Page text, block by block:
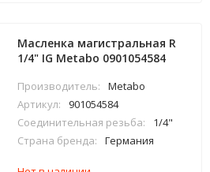
Масленка магистральная R
1/4" IG Metabo 0901054584
Производитель:
Metabo
Артикул:
901054584
Соединительная резьба:
1/4"
Страна бренда:
Германия